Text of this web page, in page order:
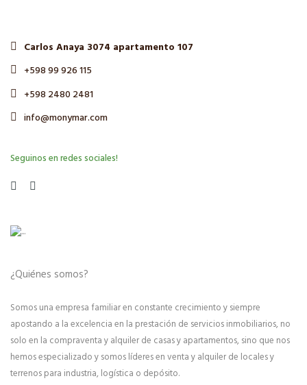
Carlos Anaya 3074 apartamento 107
+598 99 926 115
+598 2480 2481
info@monymar.com
Seguinos en redes sociales!
¿Quiénes somos?
Somos una empresa familiar en constante crecimiento y siempre
apostando a la excelencia en la prestación de servicios inmobiliarios, no
solo en la compraventa y alquiler de casas y apartamentos, sino que nos
hemos especializado y somos líderes en venta y alquiler de locales y
terrenos para industria, logística o depósito.